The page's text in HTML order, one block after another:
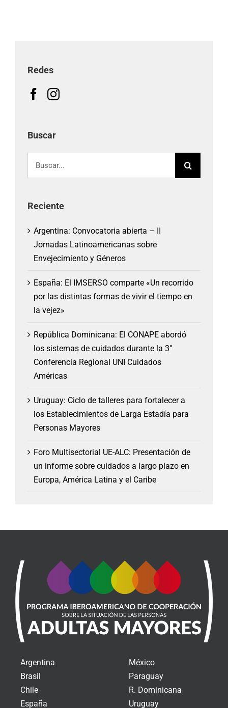
Redes
Buscar
Reciente
Argentina: Convocatoria abierta – II
Jornadas Latinoamericanas sobre
Envejecimiento y Géneros
España: El IMSERSO comparte «Un recorrido
por las distintas formas de vivir el tiempo en
la vejez»
República Dominicana: El CONAPE abordó
los sistemas de cuidados durante la 3°
Conferencia Regional UNI Cuidados
Américas
Uruguay: Ciclo de talleres para fortalecer a
los Establecimientos de Larga Estadía para
Personas Mayores
Foro Multisectorial UE-ALC: Presentación de
un informe sobre cuidados a largo plazo en
Europa, América Latina y el Caribe
Argentina
Brasil
Chile
España
México
Paraguay
R. Dominicana
Uruguay